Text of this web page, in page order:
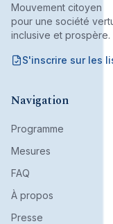
Mouvement citoyen
pour une société
inclusive et prospère.
S'inscrire sur les
Navigation
Programme
Mesures
FAQ
À propos
Presse